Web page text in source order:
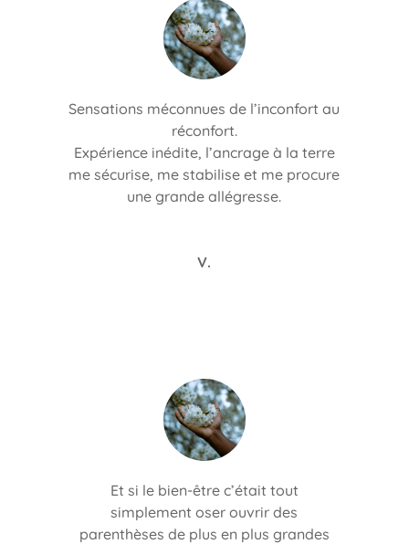
Sensations méconnues de l’inconfort au
réconfort.
Expérience inédite, l’ancrage à la terre
me sécurise, me stabilise et me procure
une grande allégresse.
V.
Et si le bien-être c’était tout
simplement oser ouvrir des
parenthèses de plus en plus grandes